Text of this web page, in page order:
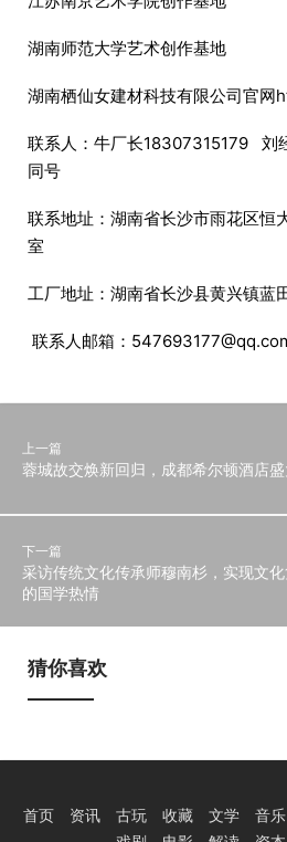
湖南师范大学艺术创作基地
湖南栖仙女建材科技有限公司官
联系人：牛厂长18307315179 刘
同号
联系地址：湖南省长沙市雨花区恒
室
工厂地址：湖南省长沙县黄
联系人邮箱：
上一篇
蓉城故交焕新回归，成都希尔顿酒店
下一篇
采访传统文化传承师穆南杉，实现文
的国学热情
猜你喜欢
首页 资讯 古玩 收藏 文学 音乐